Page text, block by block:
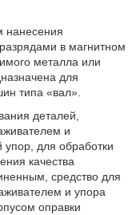
нанесения
в магнитном
металла или
для
типа «вал».
деталей,
и
упор, для обработки
качества
средство для
и упора
оправки